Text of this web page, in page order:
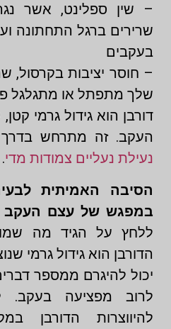
– שין ספלינט, אשר
שרירים ברגל התחתונה
בעקבים
– חוסר יציבות בקרסול,
שלך מתפתל או מתגלגל
דורבן הוא גידול גרמי
העקב. זה מתרחש
נעילת נעליים צמודות מדי.
הסיבה האמיתית
במפגש של עצם העקב
ללחץ על הגיד מה
הדורבן הוא גידול גרמי
יכול להיגרם ממספר
לרוב מפציעה
להיווצרות הדורבן